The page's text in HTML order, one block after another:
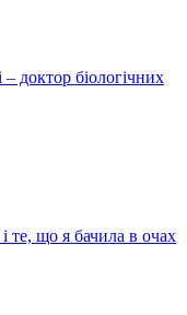
доктор біологічних
те, що я бачила в очах